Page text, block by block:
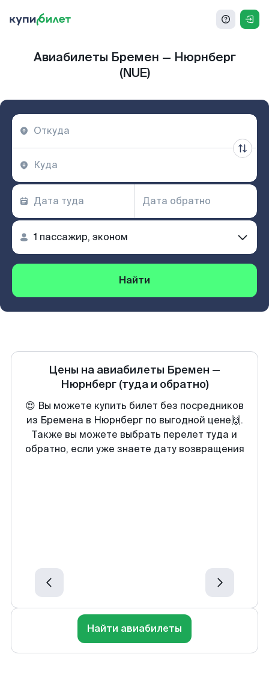
Авиабилеты Бремен — Нюрнберг
(NUE)
Найти
Цены на авиабилеты Бремен —
Нюрнберг (туда и обратно)
😍 Вы можете купить билет без посредников
из Бремена в Нюрнберг по выгодной цене🙌.
Также вы можете выбрать перелет туда и
обратно, если уже знаете дату возвращения
Найти авиабилеты